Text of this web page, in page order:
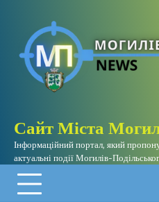
вмісту
Сайт Міста
Інформаційний портал, який
актуальні події Могилів-